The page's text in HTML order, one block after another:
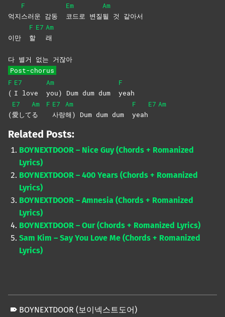
억지
F
스러운 감동
Em
코드로 변질
Am
될 것 같아서
이만
F
할
E7 Am
래
다 별거 없는 거잖아
Post-chorus
F
(
E7
I love
Am
you) Dum dum dum
F
yeah
(
E7
愛して
Am
る
F E7
사랑
Am
해) Dum dum dum
F
yeah
E7 Am
Related Posts:
BOYNEXTDOOR – Nice Guy (Chords + Romanized
Lyrics)
BOYNEXTDOOR – 400 Years (Chords + Romanized
Lyrics)
BOYNEXTDOOR – Amnesia (Chords + Romanized
Lyrics)
BOYNEXTDOOR – Our (Chords + Romanized Lyrics)
Sam Kim – Say You Love Me (Chords + Romanized
Lyrics)
BOYNEXTDOOR (보이넥스트도어)